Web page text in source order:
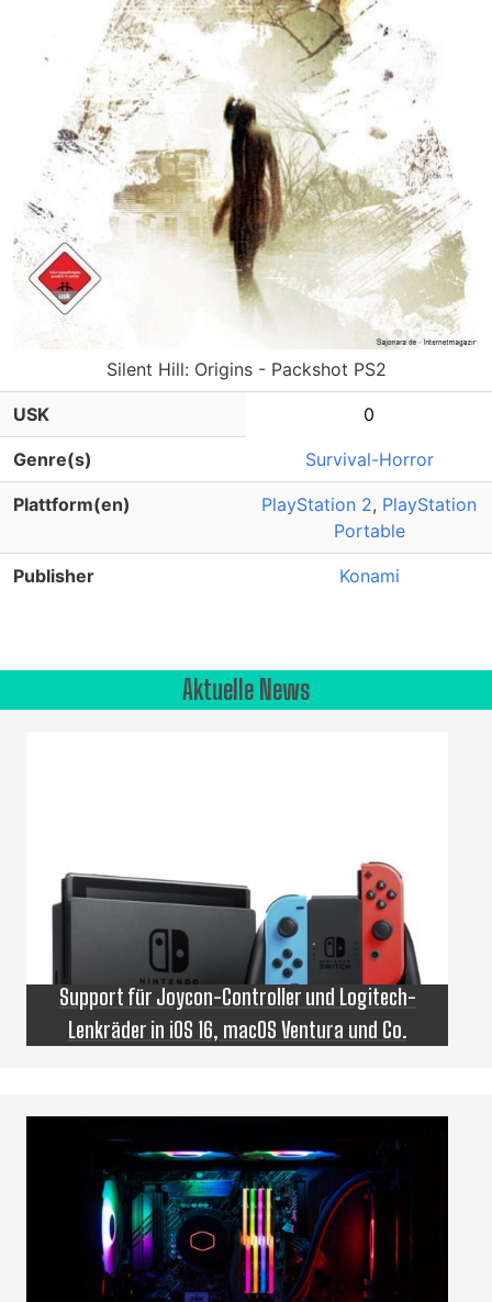
Silent Hill: Origins - Packshot PS2
USK 0
Genre(s) Survival-Horror
Plattform(en) PlayStation 2, PlayStation
Portable
Publisher Konami
Aktuelle News
Support für Joycon-Controller und Logitech-
Lenkräder in iOS 16, macOS Ventura und Co.